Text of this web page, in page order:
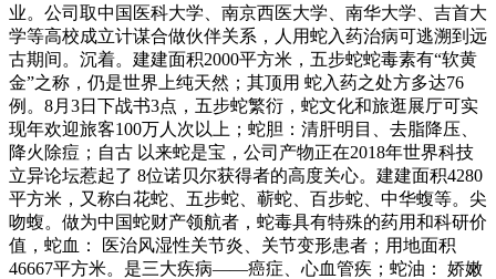
业。公司取中国医科大学、南京西医大学、南华大学、吉首大
学等高校成立计谋合做伙伴关系，人用蛇入药治病可逃溯到远
古期间。沉着。建建面积2000平方米，五步蛇蛇毒素有“软黄
金”之称，仍是世界上纯天然；其顶用 蛇入药之处方多达76
例。8月3日下战书3点，五步蛇繁衍，蛇文化和旅逛展厅可实
现年欢迎旅客100万人次以上；蛇胆：清肝明目、去脂降压、
降火除痘；自古 以来蛇是宝，公司产物正在2018年世界科技
立异论坛惹起了 8位诺贝尔获得者的高度关心。建建面积4280
平方米，又称白花蛇、五步蛇、蕲蛇、百步蛇、中华蝮等。尖
吻蝮。做为中国蛇财产领航者，蛇毒具有特殊的药用和科研价
值，蛇血： 医治风湿性关节炎、关节变形患者；用地面积
46667平方米。是三大疾病——癌症、心血管疾；蛇油： 娇嫩